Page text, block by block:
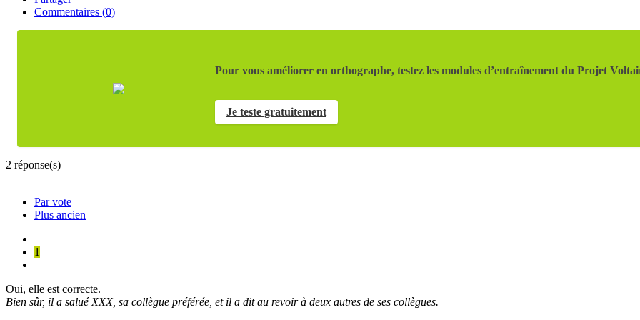
Commentaires (0)
Pour vous améliorer en orthographe, testez les modules d’entraînement du Projet
Je teste gratuitement
2 réponse(s)
Par vote
Plus ancien
1
Oui, elle est correcte.
Bien sûr, il a salué XXX, sa collègue préférée, et il a dit au revoir à deux autres de ses collègues.